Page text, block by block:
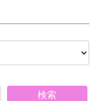
検索